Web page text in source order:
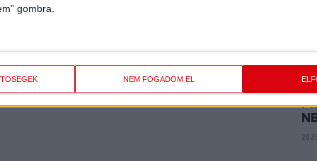
gombra.
NEM FOGADOM EL